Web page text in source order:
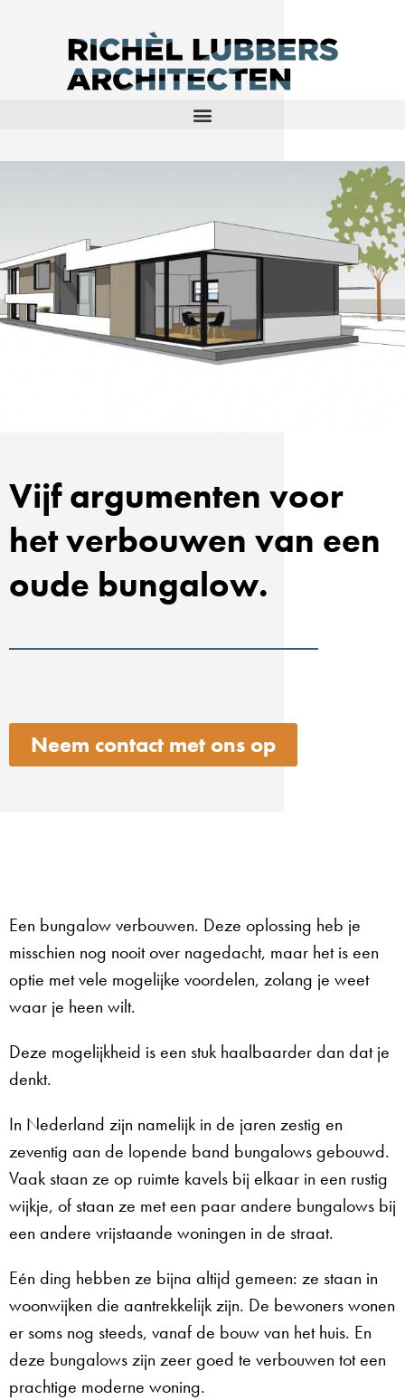
Vijf argumenten voor
het verbouwen van een
oude bungalow.
Neem contact met ons op
Een bungalow verbouwen. Deze oplossing heb je
misschien nog nooit over nagedacht, maar het is een
optie met vele mogelijke voordelen, zolang je weet
waar je heen wilt.
Deze mogelijkheid is een stuk haalbaarder dan dat je
denkt.
In Nederland zijn namelijk in de jaren zestig en
zeventig aan de lopende band bungalows gebouwd.
Vaak staan ze op ruimte kavels bij elkaar in een rustig
wijkje, of staan ze met een paar andere bungalows bij
een andere vrijstaande woningen in de straat.
Eén ding hebben ze bijna altijd gemeen: ze staan in
woonwijken die aantrekkelijk zijn. De bewoners wonen
er soms nog steeds, vanaf de bouw van het huis. En
deze bungalows zijn zeer goed te verbouwen tot een
prachtige moderne woning.